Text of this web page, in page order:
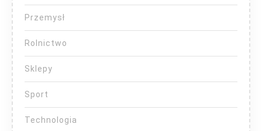
Przemysł
Rolnictwo
Sklepy
Sport
Technologia